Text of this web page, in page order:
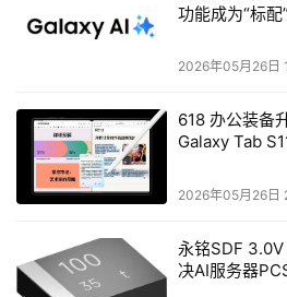
此可见，从关键电源及制冷设备入
才是建立“绿色数据中心”的“治本”
“高效UPS”、“In-row制冷”，“可
制冷。
传统的节能方案更多关注UPS
UPS的效率也成为了企业CIO们重
MGE的工程师告诉记者，许多数
功能成为“标配”
2026年05月26日
618 办公装备
Galaxy Tab
2026年05月26日
永铭SDF
决AI服务器